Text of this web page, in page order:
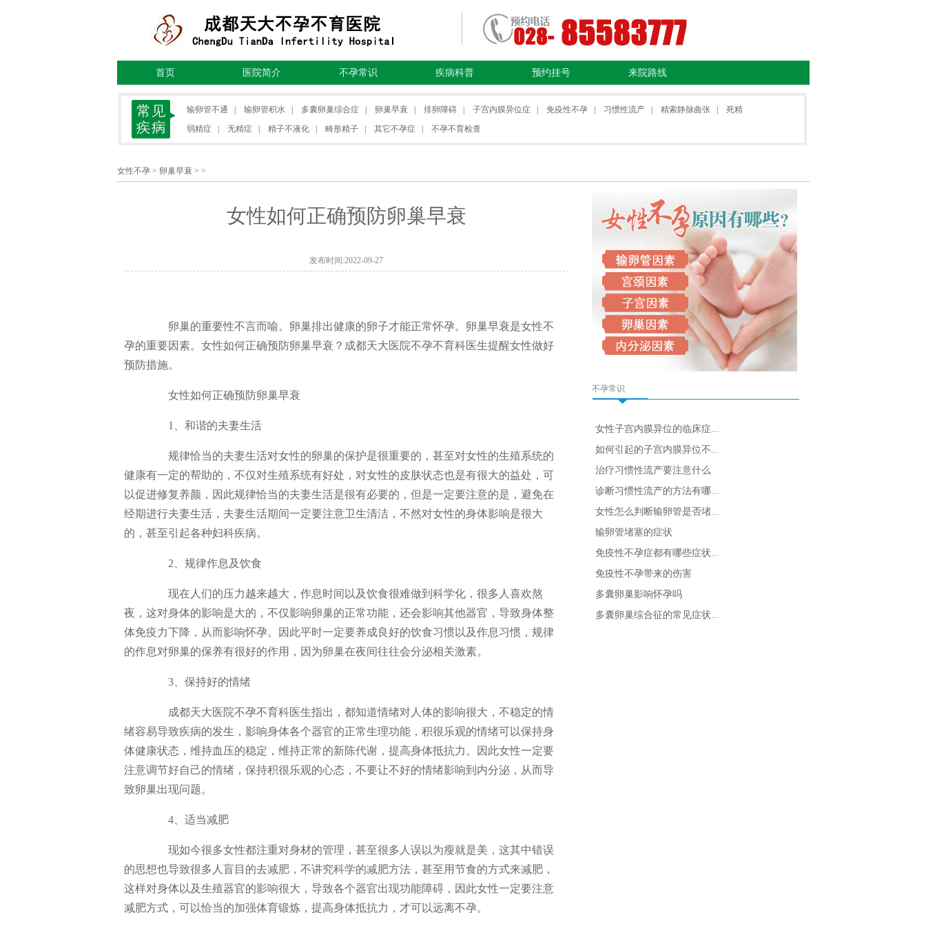
首页 医院简介 不孕常识 疾病科普 预约挂号 来院路线
输卵管不通 输卵管积水 多囊卵巢综合症 卵巢早衰 排卵障碍 子宫内膜异位症 免疫性不孕 习惯性流产 精索静脉曲张
死精
弱精症
无精症 精子不液化 畸形精子 其它不孕症 不孕不育检查
女性不孕> 卵巢早衰> >
女性如何正确预防卵巢早衰
发布时间:2022-09-27
卵巢的重要性不言而喻。卵巢排出健康的卵子才能正常怀孕。卵巢早衰是女性不
孕的重要因素。女性如何正确预防卵巢早衰？成都天大医院不孕不育科医生提醒女性做好
预防措施。
女性如何正确预防卵巢早衰
1、和谐的夫妻生活
规律恰当的夫妻生活对女性的卵巢的保护是很重要的，甚至对女性的生殖系统的
健康有一定的帮助的，不仅对生殖系统有好处，对女性的皮肤状态也是有很大的益处，可
以促进修复养颜，因此规律恰当的夫妻生活是很有必要的，但是一定要注意的是，避免在
经期进行夫妻生活，夫妻生活期间一定要注意卫生清洁，不然对女性的身体影响是很大
的，甚至引起各种妇科疾病。
2、规律作息及饮食
现在人们的压力越来越大，作息时间以及饮食很难做到科学化，很多人喜欢熬
夜，这对身体的影响是大的，不仅影响卵巢的正常功能，还会影响其他器官，导致身体整
体免疫力下降，从而影响怀孕。因此平时一定要养成良好的饮食习惯以及作息习惯，规律
的作息对卵巢的保养有很好的作用，因为卵巢在夜间往往会分泌相关激素。
3、保持好的情绪
成都天大医院不孕不育科医生指出，都知道情绪对人体的影响很大，不稳定的情
绪容易导致疾病的发生，影响身体各个器官的正常生理功能，积很乐观的情绪可以保持身
体健康状态，维持血压的稳定，维持正常的新陈代谢，提高身体抵抗力。因此女性一定要
注意调节好自己的情绪，保持积很乐观的心态，不要让不好的情绪影响到内分泌，从而导
致卵巢出现问题。
4、适当减肥
现如今很多女性都注重对身材的管理，甚至很多人误以为瘦就是美，这其中错误
的思想也导致很多人盲目的去减肥，不讲究科学的减肥方法，甚至用节食的方式来减肥，
这样对身体以及生殖器官的影响很大，导致各个器官出现功能障碍，因此女性一定要注意
减肥方式，可以恰当的加强体育锻炼，提高身体抵抗力，才可以远离不孕。
不孕常识
女性子宫内膜异位的临床症...
如何引起的子宫内膜异位不...
治疗习惯性流产要注意什么
诊断习惯性流产的方法有哪...
女性怎么判断输卵管是否堵...
输卵管堵塞的症状
免疫性不孕症都有哪些症状...
免疫性不孕带来的伤害
多囊卵巢影响怀孕吗
多囊卵巢综合征的常见症状...